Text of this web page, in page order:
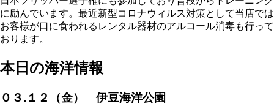
に励んでいます。最近新型コロナウィルス対策として当店では
お客様が口に食われるレンタル器材のアルコール消毒も行って
おります。
本日の海洋情報
０３.１２（金） 伊豆海洋公園